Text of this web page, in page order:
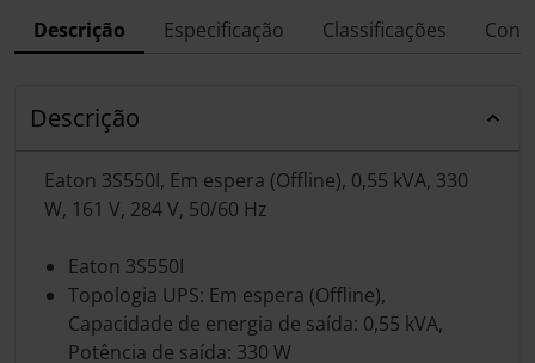
Descrição Especificação Classificações
Descrição
Eaton 3S550I, Em espera (Offline), 0,55 kVA, 330
W, 161 V, 284 V, 50/60 Hz
Eaton 3S550I
Topologia UPS: Em espera (Offline),
Capacidade de energia de saída: 0,55 kVA,
Potência de saída: 330 W